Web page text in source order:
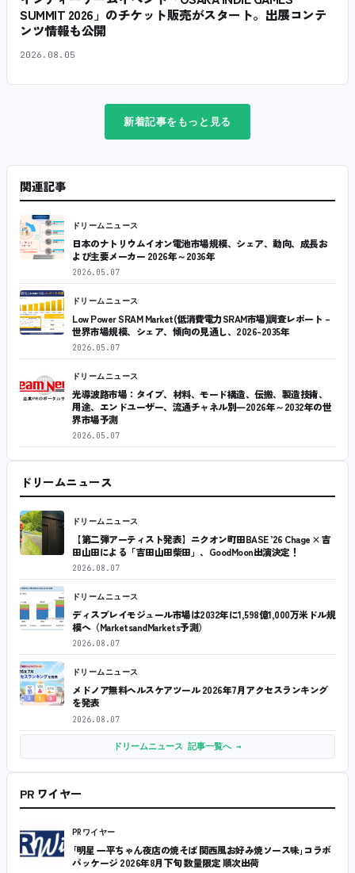
SUMMIT 2026」のチケット販売がスタート。出展コンテ
ンツ情報も公開
2026.08.05
新着記事をもっと見る
関連記事
ドリームニュース
日本のナトリウムイオン電池市場規模、シェア、動向、成長お
よび主要メーカー 2026年～2036年
2026.05.07
ドリームニュース
Low Power SRAM Market(低消費電力SRAM市場)調査レポート –
世界市場規模、シェア、傾向の見通し、2026-2035年
2026.05.07
ドリームニュース
光導波路市場：タイプ、材料、モード構造、伝搬、製造技術、
用途、エンドユーザー、流通チャネル別―2026年～2032年の世
界市場予測
2026.05.07
ドリームニュース
ドリームニュース
【第二弾アーティスト発表】ニクオン町田BASE ’26 Chage × 吉
田山田による「吉田山田柴田」、GoodMoon出演決定！
2026.08.07
ドリームニュース
ディスプレイモジュール市場は2032年に1,598億1,000万米ドル規
模へ（MarketsandMarkets予測）
2026.08.07
ドリームニュース
メドノア無料ヘルスケアツール 2026年7月アクセスランキング
を発表
2026.08.07
ドリームニュース 記事一覧へ →
PR ワイヤー
PRワイヤー
｢明星 一平ちゃん夜店の焼そば 関西風お好み焼ソース味｣コラボ
パッケージ 2026年8月下旬 数量限定 順次出荷